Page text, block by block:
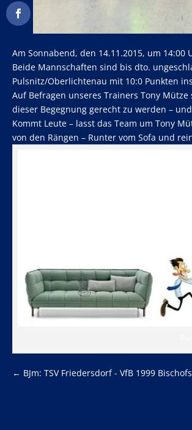
Am Sonnabend, den 14.11.2015, um
Beide Mannschaften sind bis dto.
Pulsnitz/Oberlichtenau mit 10:0 Punkten
Auf Befragen unseres Trainers Tony
dieser Begegnung gerecht zu werden –
Kommt Leute – lasst das Team um Tony
von den Rängen – Runter vom Sofa und
← BJm: TSV Friedersdorf - VfB 1999